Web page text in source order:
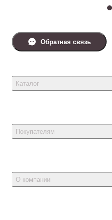
Каталог
Товары для собак
Товары для птиц
Покупателям
Новости
О компании
Обратная связь